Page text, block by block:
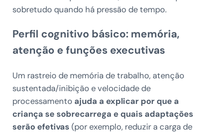
sobretudo quando há pressão de tempo.
Perfil cognitivo básico: memória,
atenção e funções executivas
Um rastreio de memória de trabalho, atenção
sustentada/inibição e velocidade de
processamento ajuda a explicar por que a
criança se sobrecarrega e quais adaptações
serão efetivas (por exemplo, reduzir a carga de